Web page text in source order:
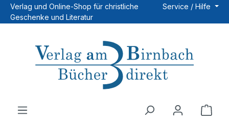
Zum Hauptinhalt springen
Verlag und Online-Shop für christliche
Geschenke und Literatur
Service / Hilfe